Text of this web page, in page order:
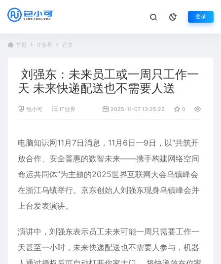
登录
首页 IT业界 正文
刘强东：未来员工或一周只工作一
天 未来快递配送也不需要人送
包小可 IT业界 2025-11-07 13:25:22 0
电脑知识网11月7日消息，11月6日—9日，以“共筑开
放合作、安全普惠的数智未来——携手构建网络空间
命运共同体”为主题的2025世界互联网大会乌镇峰会
在浙江乌镇举行。 京东创始人刘强东现身乌镇峰会并
上台发表演讲。
演讲中，刘强东表示员工未来可能一周只需要工作一
天甚至一小时，未来快递配送也不需要人参与，机器